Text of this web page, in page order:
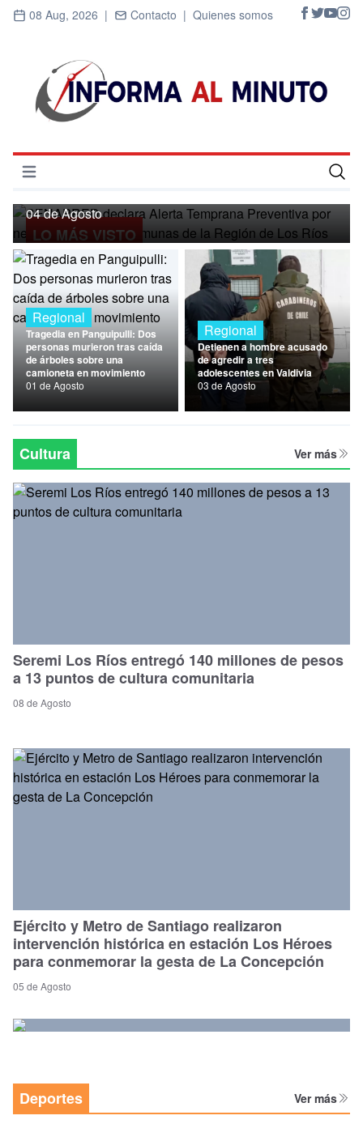
08 Aug, 2026 | Contacto | Quienes somos
Abrir menú
Inicio
Cultura
Deportes
Economía
Entrevistas
Nacional
Política
Regional
LO MÁS VISTO
Regional
SENAPRED declara Alerta Temprana
Preventiva por nevadas para ocho
04 de Agosto
Regional
Tragedia en Panguipulli: Dos
personas murieron tras caída
de árboles sobre una
camioneta en movimiento
01 de Agosto
Regional
Detienen a hombre acusado
de agredir a tres
adolescentes en Valdivia
03 de Agosto
Cultura Ver más
Seremi Los Ríos entregó 140 millones de pesos
a 13 puntos de cultura comunitaria
08 de Agosto
Ejército y Metro de Santiago realizaron
intervención histórica en estación Los Héroes
para conmemorar la gesta de La Concepción
05 de Agosto
Deportes Ver más